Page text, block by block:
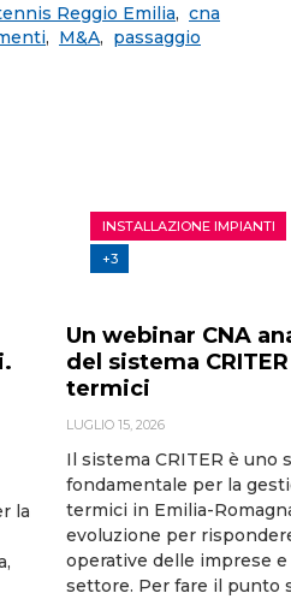
Reggio Emilia, cna
, M&A, passaggio
la
INSTALLAZIONE IMPIANTI
+3
Un webinar CNA
del sistema
termici
LUGLIO 15, 2026
Il sistema CRITER è uno
fondamentale per la
termici in Emilia-
evoluzione per
operative delle imprese
settore. Per fare il punto